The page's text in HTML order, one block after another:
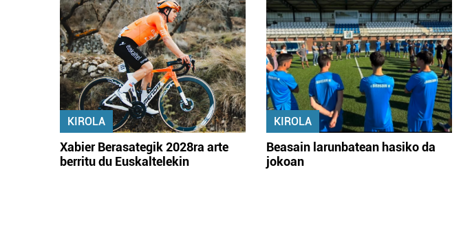
KIROLA
Xabier Berasategik 2028ra arte
berritu du Euskaltelekin
KIROLA
Beasain larunbatean hasiko da
jokoan